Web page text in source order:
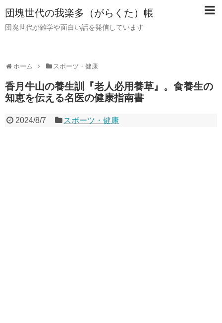
団塊世代の我楽多（がらくた）帳
団塊世代が雑学や面白い話を発信しています
ホーム スポーツ・健康
香月牛山の養生訓『老人必用養草』。食養生の
知恵を伝える名医の健康指南書
2024/8/7 スポーツ・健康